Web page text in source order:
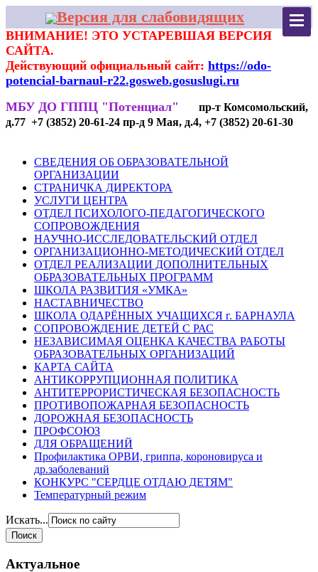
Версия для слабовидящих
ВНИМАНИЕ! ЭТО УСТАРЕВШАЯ ВЕРСИЯ
САЙТА.
Действующий официальный сайт: https://odo-
potencial-barnaul-r22.gosweb.gosuslugi.ru
МБУ ДО ГППЦ "Потенциал"
пр-т Комсомольский,
д.77 +7 (3852) 20-61-24 пр-д 9 Мая, д.4, +7 (3852) 20-61-30
СВЕДЕНИЯ ОБ ОБРАЗОВАТЕЛЬНОЙ
ОРГАНИЗАЦИИ
СТРАНИЧКА ДИРЕКТОРА
УСЛУГИ ЦЕНТРА
ОТДЕЛ ПСИХОЛОГО-ПЕДАГОГИЧЕСКОГО
СОПРОВОЖДЕНИЯ
НАУЧНО-ИССЛЕДОВАТЕЛЬСКИЙ ОТДЕЛ
ОРГАНИЗАЦИОННО-МЕТОДИЧЕСКИЙ ОТДЕЛ
ОТДЕЛ РЕАЛИЗАЦИИ ДОПОЛНИТЕЛЬНЫХ
ОБРАЗОВАТЕЛЬНЫХ ПРОГРАММ
ШКОЛА РАЗВИТИЯ «УМКА»
НАСТАВНИЧЕСТВО
ШКОЛА ОДАРЁННЫХ УЧАЩИХСЯ г. БАРНАУЛА
СОПРОВОЖДЕНИЕ ДЕТЕЙ С РАС
НЕЗАВИСИМАЯ ОЦЕНКА КАЧЕСТВА РАБОТЫ
ОБРАЗОВАТЕЛЬНЫХ ОРГАНИЗАЦИЙ
КАРТА САЙТА
АНТИКОРРУПЦИОННАЯ ПОЛИТИКА
АНТИТЕРРОРИСТИЧЕСКАЯ БЕЗОПАСНОСТЬ
ПРОТИВОПОЖАРНАЯ БЕЗОПАСНОСТЬ
ДОРОЖНАЯ БЕЗОПАСНОСТЬ
ПРОФСОЮЗ
ДЛЯ ОБРАЩЕНИЙ
Профилактика ОРВИ, гриппа, короновируса и
др.заболеваний
КОНКУРС "СЕРДЦЕ ОТДАЮ ДЕТЯМ"
Температурный режим
Искать...
Актуальное